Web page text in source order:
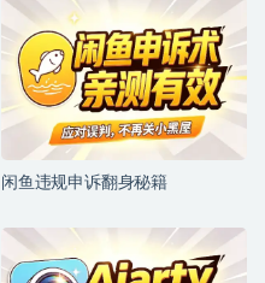
闲鱼违规申诉翻身秘籍